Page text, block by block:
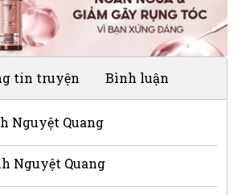
tin truyện Bình luận
Nguyệt Quang
Nguyệt Quang